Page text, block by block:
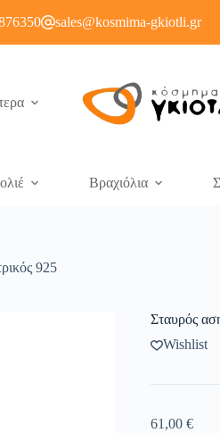
sales@kosmima-gkiotli.gr
Βραχιόλια
925
Σταυρός
Wishlist
61,00 €